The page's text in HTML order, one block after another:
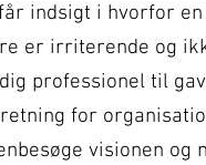
indsigt i hvorfor
er irriterende og
professionel til
for
visionen